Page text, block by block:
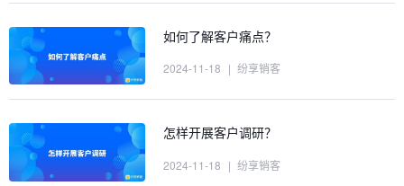
如何了解客户痛点？
2024-11-18 | 纷享销客
怎样开展客户调研？
2024-11-18 | 纷享销客